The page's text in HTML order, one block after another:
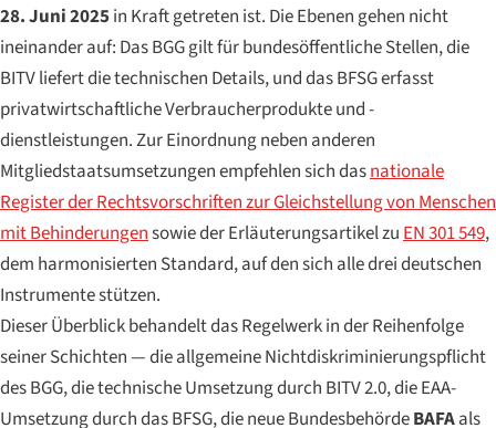
28. Juni 2025in Kraft getreten ist. Die Ebenen gehen nicht
ineinander auf: Das BGG gilt für bundesöffentliche Stellen, die
BITV liefert die technischen Details, und das BFSG erfasst
privatwirtschaftliche Verbraucherprodukte und -
dienstleistungen. Zur Einordnung neben anderen
Mitgliedstaatsumsetzungen empfehlen sich dasnationale
Register der Rechtsvorschriften zur Gleichstellung von Menschen
mit Behinderungensowie der Erläuterungsartikel zu EN 301 549,
dem harmonisierten Standard, auf den sich alle drei deutschen
Instrumente stützen.
Dieser Überblick behandelt das Regelwerk in der Reihenfolge
seiner Schichten — die allgemeine Nichtdiskriminierungspflicht
des BGG, die technische Umsetzung durch BITV 2.0, die EAA-
Umsetzung durch das BFSG, die neue BundesbehördeBAFAals